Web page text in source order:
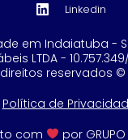
Linkedin
em Indaiatuba -
LTDA -
reservados ©
Política de
com
por GRUPO